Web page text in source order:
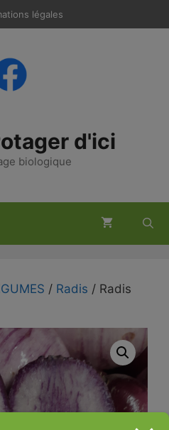
légales
d'ici
biologique
/ Radis / Radis